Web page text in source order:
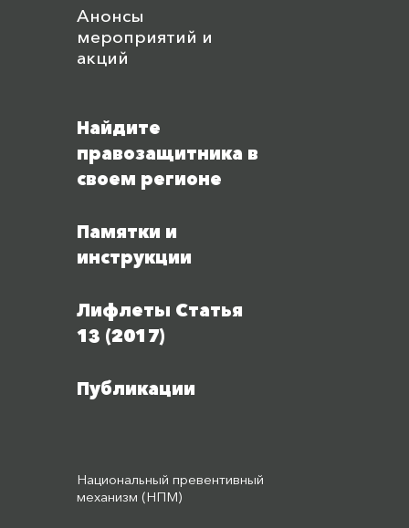
Анонсы
мероприятий и
акций
Найдите
правозащитника в
своем регионе
Памятки и
инструкции
Лифлеты Статья
13 (2017)
Публикации
Национальный превентивный
механизм (НПМ)